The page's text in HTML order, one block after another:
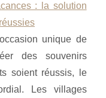
: la solution
unique de
des souvenirs
soient réussis, le
Les villages